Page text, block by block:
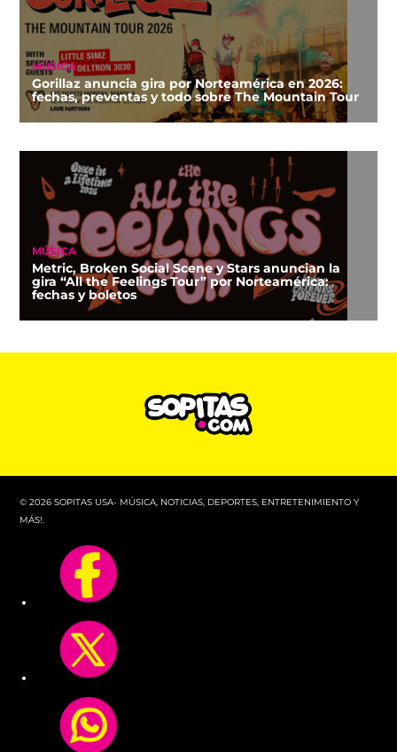
MÚSICA
Gorillaz anuncia gira por Norteamérica en 2026:
fechas, preventas y todo sobre The Mountain Tour
MÚSICA
Metric, Broken Social Scene y Stars anuncian la
gira “All the Feelings Tour” por Norteamérica:
fechas y boletos
© 2026 SOPITAS USA- MÚSICA, NOTICIAS, DEPORTES, ENTRETENIMIENTO Y
MÁS!.